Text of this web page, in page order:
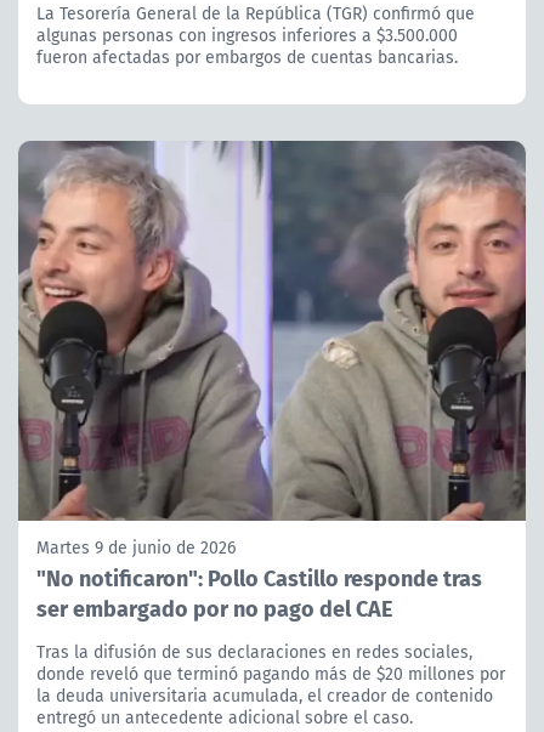
La Tesorería General de la República (TGR) confirmó que
algunas personas con ingresos inferiores a $3.500.000
fueron afectadas por embargos de cuentas bancarias.
Martes 9 de junio de 2026
"No notificaron": Pollo Castillo responde tras
ser embargado por no pago del CAE
Tras la difusión de sus declaraciones en redes sociales,
donde reveló que terminó pagando más de $20 millones por
la deuda universitaria acumulada, el creador de contenido
entregó un antecedente adicional sobre el caso.